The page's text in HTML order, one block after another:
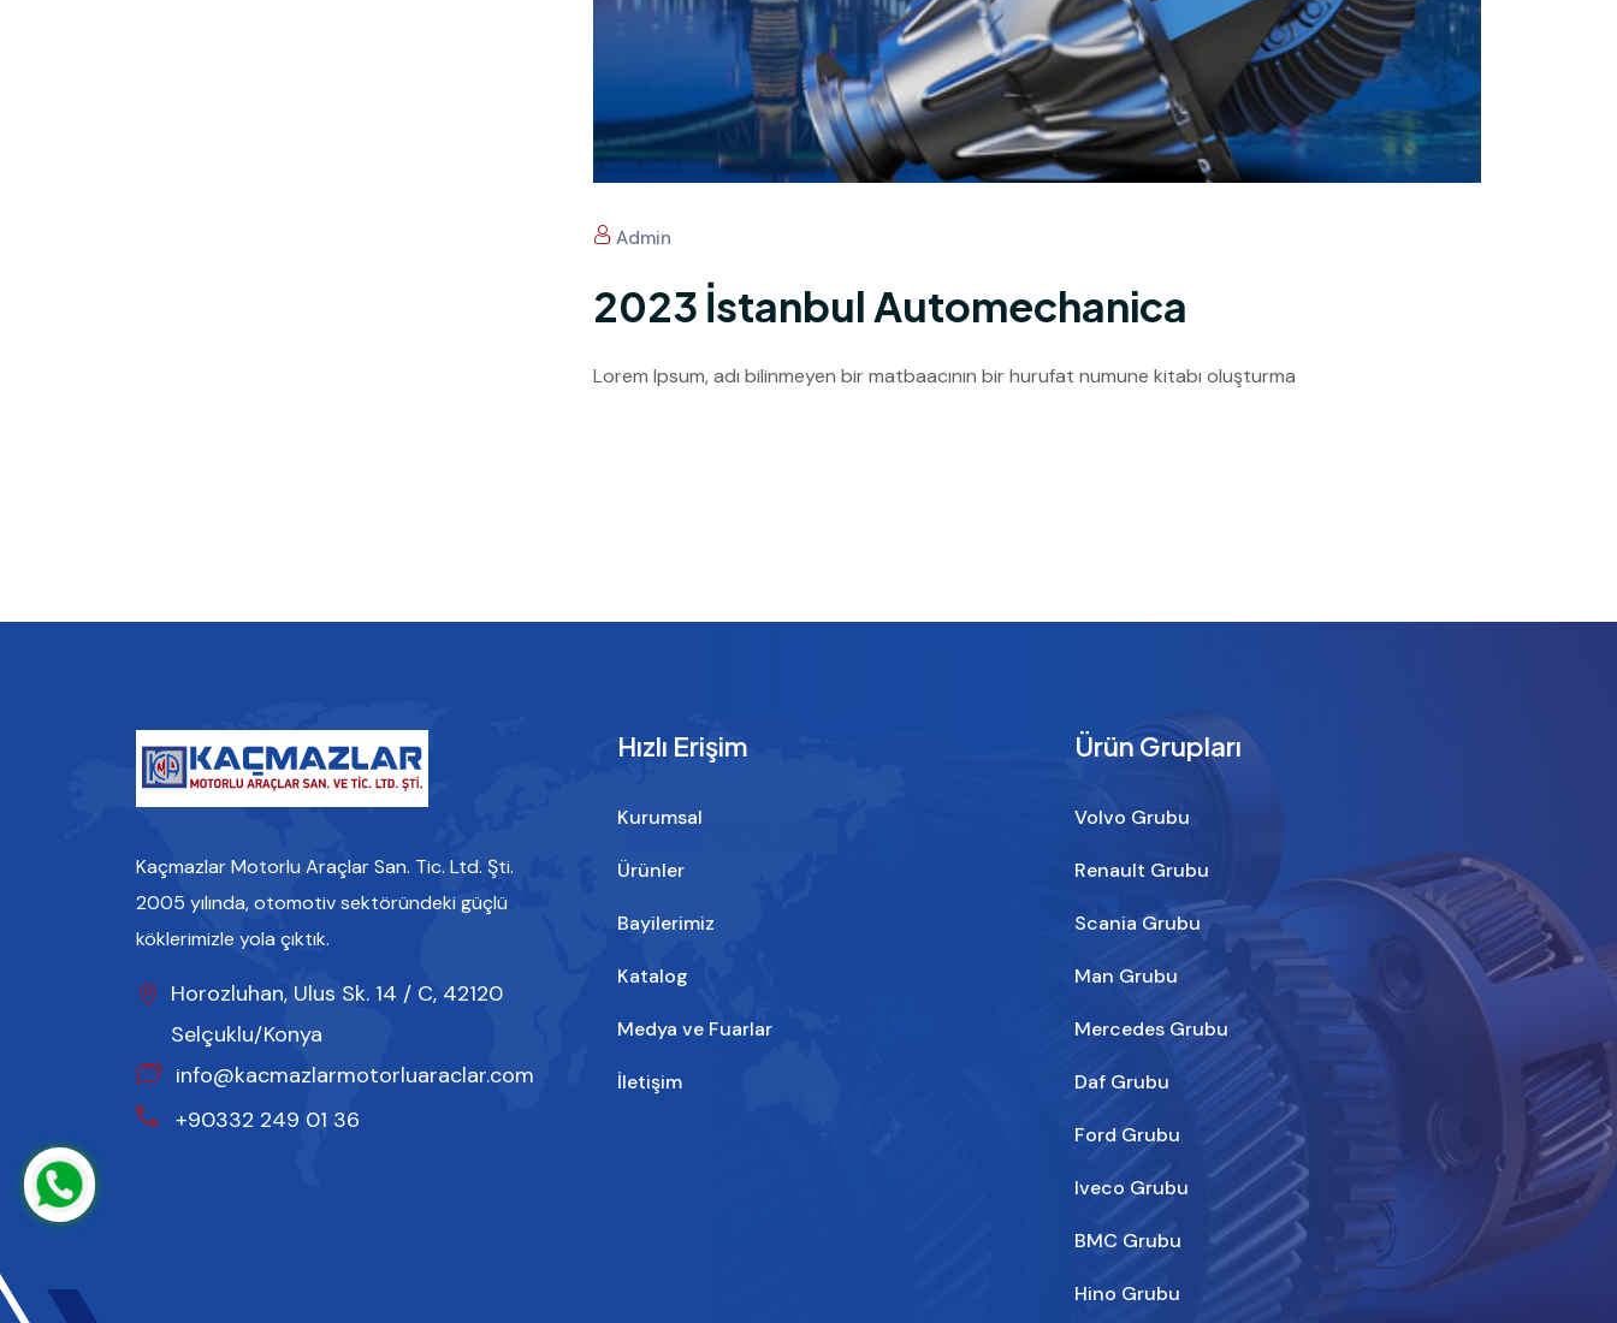
Admin
2023 İstanbul Automechanica
Lorem Ipsum, adı bilinmeyen bir matbaacının bir hurufat numune kitabı oluşturma
Kaçmazlar Motorlu Araçlar San. Tic. Ltd. Şti.
2005 yılında, otomotiv sektöründeki güçlü
köklerimizle yola çıktık.
Horozluhan, Ulus Sk. 14 / C, 42120
Selçuklu/Konya
info@kacmazlarmotorluaraclar.com
+90332 249 01 36
Hızlı Erişim
Kurumsal
Ürünler
Bayilerimiz
Katalog
Medya ve Fuarlar
İletişim
Ürün Grupları
Volvo Grubu
Renault Grubu
Scania Grubu
Man Grubu
Mercedes Grubu
Daf Grubu
Ford Grubu
Iveco Grubu
BMC Grubu
Hino Grubu